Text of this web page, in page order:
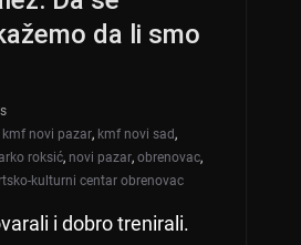
da li smo
kmf novi pazar, kmf novi sad,
roksić, novi pazar, obrenovac,
kulturni centar obrenovac
i dobro trenirali.